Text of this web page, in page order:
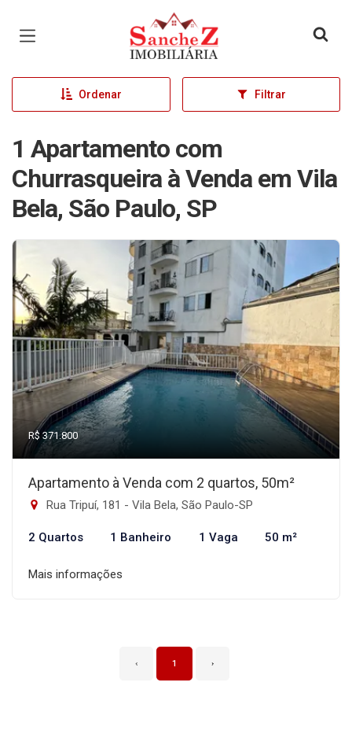
Página inicial
Ordenar Filtrar
1 Apartamento com
Churrasqueira à Venda em Vila
Bela, São Paulo, SP
R$ 371.800
Apartamento à Venda com 2 quartos, 50m²
Rua Tripuí, 181 - Vila Bela, São Paulo-SP
2 Quartos 1 Banheiro 1 Vaga 50 m²
Mais informações
‹ 1 ›